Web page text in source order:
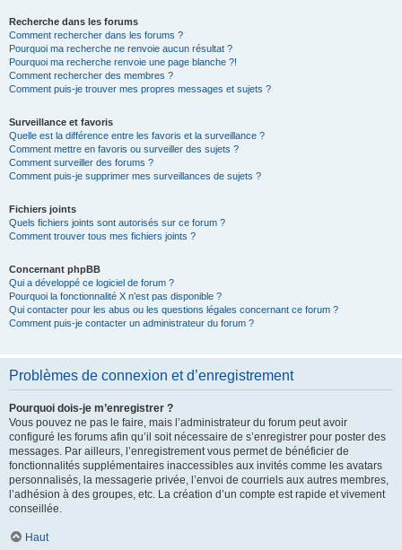
Recherche dans les forums
Comment rechercher dans les forums ?
Pourquoi ma recherche ne renvoie aucun résultat ?
Pourquoi ma recherche renvoie une page blanche ?!
Comment rechercher des membres ?
Comment puis-je trouver mes propres messages et sujets ?
Surveillance et favoris
Quelle est la différence entre les favoris et la surveillance ?
Comment mettre en favoris ou surveiller des sujets ?
Comment surveiller des forums ?
Comment puis-je supprimer mes surveillances de sujets ?
Fichiers joints
Quels fichiers joints sont autorisés sur ce forum ?
Comment trouver tous mes fichiers joints ?
Concernant phpBB
Qui a développé ce logiciel de forum ?
Pourquoi la fonctionnalité X n’est pas disponible ?
Qui contacter pour les abus ou les questions légales concernant ce forum ?
Comment puis-je contacter un administrateur du forum ?
Problèmes de connexion et d’enregistrement
Pourquoi dois-je m’enregistrer ?
Vous pouvez ne pas le faire, mais l’administrateur du forum peut avoir
configuré les forums afin qu’il soit nécessaire de s’enregistrer pour poster des
messages. Par ailleurs, l’enregistrement vous permet de bénéficier de
fonctionnalités supplémentaires inaccessibles aux invités comme les avatars
personnalisés, la messagerie privée, l’envoi de courriels aux autres membres,
l’adhésion à des groupes, etc. La création d’un compte est rapide et vivement
conseillée.
Haut